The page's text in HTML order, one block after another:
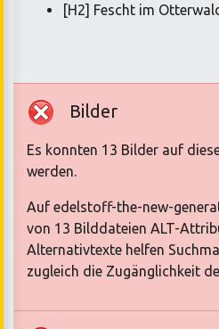
[H2] Fescht im
Bilder
Es konnten 13 Bilder auf
werden.
Auf edelstoff-the-new-
von 13 Bilddateien ALT-
Alternativtexte helfen
zugleich die Zugänglichkeit